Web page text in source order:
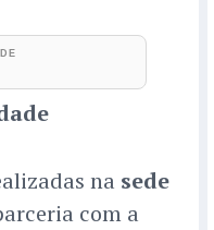
na sede
com a